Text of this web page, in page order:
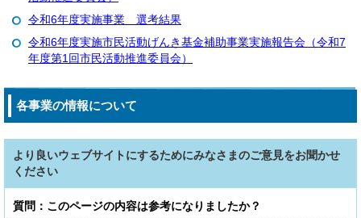
令和6年度実施事業 選考結果
令和6年度実施市民活動げんき基金補助事業実施報告会（令和7
年度第1回市民活動推進委員会）
各事業の情報について
より良いウェブサイトにするためにみなさまのご意見をお聞かせ
ください
質問：このページの内容は参考になりましたか？